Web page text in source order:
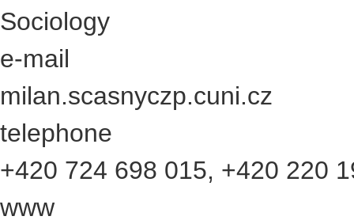
head Head of the
Sociology
e-mail
milan.scasny
czp.cuni.cz
telephone